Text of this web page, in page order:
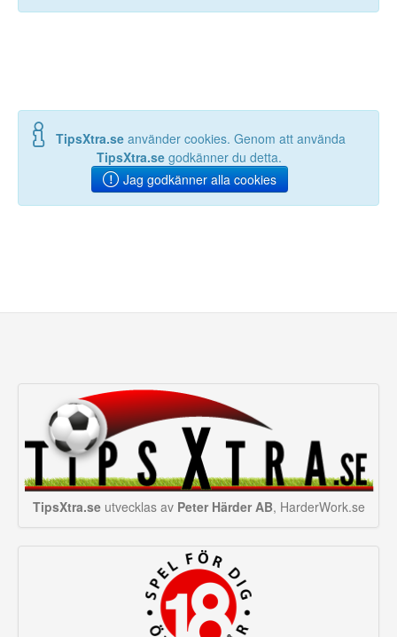
TipsXtra.se använder cookies. Genom att använda
TipsXtra.se godkänner du detta.
Jag godkänner alla cookies
TipsXtra.seutvecklas av Peter Härder AB, HarderWork.se